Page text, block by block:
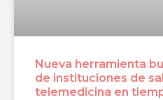
Nueva herramienta
de instituciones de
telemedicina en